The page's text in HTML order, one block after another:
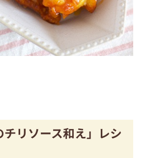
チリソース和え」レシ